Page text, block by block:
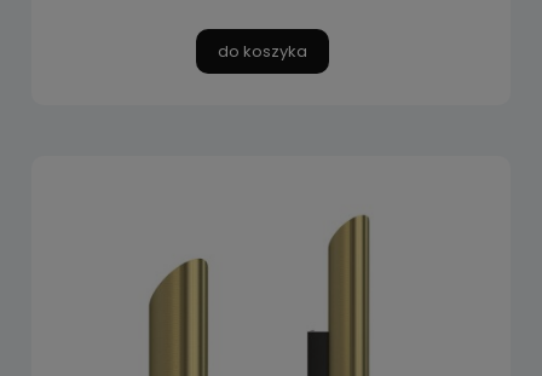
do koszyka